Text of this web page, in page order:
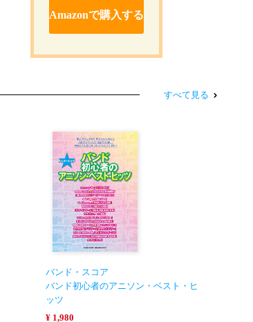
Amazonで購入する
すべて見る
バンド・スコア
バンド初心者のアニソン・ベスト・ヒ
ッツ
¥ 1,980